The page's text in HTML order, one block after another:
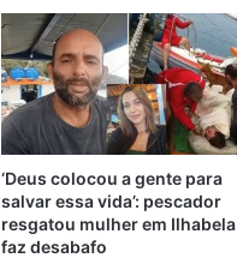
‘Deus colocou a gente para
salvar essa vida’: pescador
resgatou mulher em Ilhabela
faz desabafo